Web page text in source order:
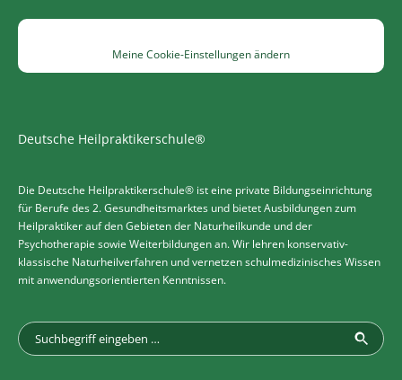
Meine Cookie-Einstellungen ändern
Deutsche Heilpraktikerschule®
Die Deutsche Heilpraktikerschule® ist eine private Bildungseinrichtung
für Berufe des 2. Gesundheitsmarktes und bietet Ausbildungen zum
Heilpraktiker auf den Gebieten der Naturheilkunde und der
Psychotherapie sowie Weiterbildungen an. Wir lehren konservativ-
klassische Naturheilverfahren und vernetzen schulmedizinisches Wissen
mit anwendungsorientierten Kenntnissen.